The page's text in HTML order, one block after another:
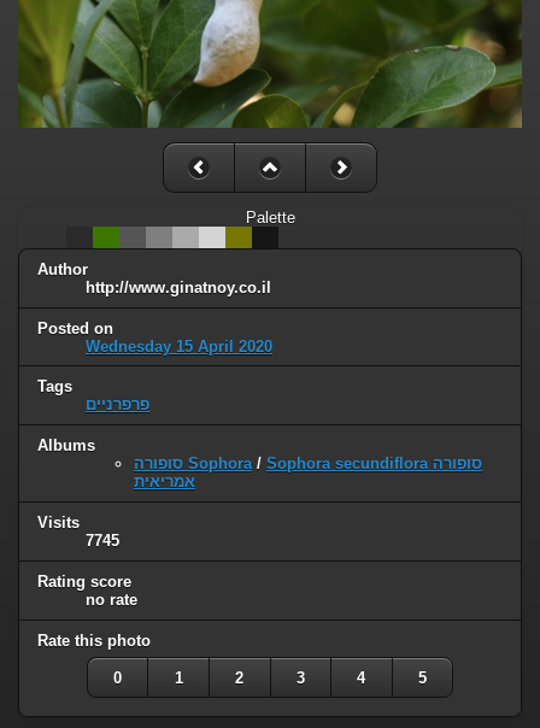
Palette
Author
http://www.ginatnoy.co.il
Posted on
Wednesday 15 April 2020
Tags
פרפרניים
Albums
סופורה Sophora/ Sophora secundiflora סופורה
אמריאית
Visits
7745
Rating score
no rate
Rate this photo
0 1 2 3 4 5